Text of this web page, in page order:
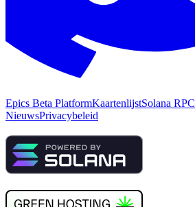
Epics Beta PlatformKaartenlijstSolana RPC
NieuwsPrivacybeleid